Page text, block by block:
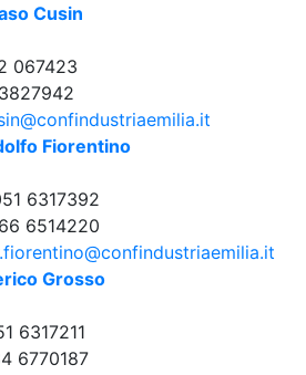
Cusin
067423
Fiorentino
6317392
6514220
Grosso
6317211
6770187